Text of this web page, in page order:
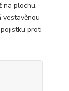
na plochu,
vestavěnou
proti